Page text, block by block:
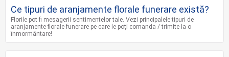
Ce tipuri de aranjamente florale funerare există?
Florile pot fi mesagerii sentimentelor tale. Vezi principalele tipuri de
aranjamente florale funerare pe care le poți comanda / trimite la o
înmormântare!